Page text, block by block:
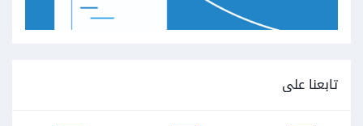
تابعنا على